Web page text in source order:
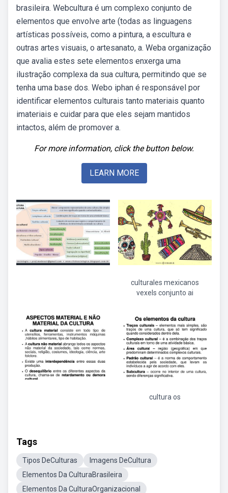
brasileira. Webcultura é um complexo conjunto de
elementos que envolve arte (todas as linguagens
artísticas possíveis, como a pintura, a escultura e
outras artes visuais, o artesanato, a. Weba organização
que avalia estes sete elementos enxerga uma
ilustração complexa da sua cultura, permitindo que se
tenha uma base dos. Webo iphan é responsável por
identificar elementos culturais tanto materiais quanto
imateriais e cuidar para que eles sejam mantidos
intactos, além de promover a.
For more information, click the button below.
LEARN MORE
culturales mexicanos
vexels conjunto ai
cultura os
Tags
Tipos DeCulturas
Imagens DeCultura
Elementos Da CulturaBrasileira
Elementos Da CulturaOrganizacional